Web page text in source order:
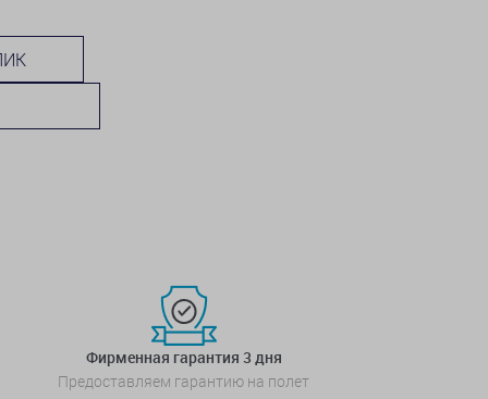
Фирменная гарантия 3 дня
Предоставляем гарантию на полет